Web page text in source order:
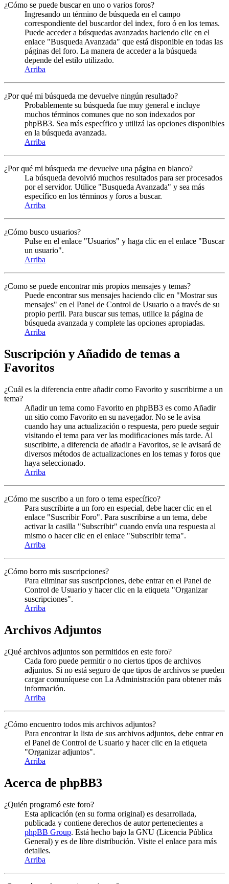
¿Cómo se puede buscar en uno o varios foros?
Ingresando un término de búsqueda en el campo
correspondiente del buscardor del index, foro ó en los temas.
Puede acceder a búsquedas avanzadas haciendo clic en el
enlace "Busqueda Avanzada" que está disponible en todas las
páginas del foro. La manera de acceder a la búsqueda
depende del estilo utilizado.
Arriba
¿Por qué mi búsqueda me devuelve ningún resultado?
Probablemente su búsqueda fue muy general e incluye
muchos términos comunes que no son indexados por
phpBB3. Sea más específico y utilizá las opciones disponibles
en la búsqueda avanzada.
Arriba
¿Por qué mi búsqueda me devuelve una página en blanco?
La búsqueda devolvió muchos resultados para ser procesados
por el servidor. Utilice "Busqueda Avanzada" y sea más
específico en los términos y foros a buscar.
Arriba
¿Cómo busco usuarios?
Pulse en el enlace "Usuarios" y haga clic en el enlace "Buscar
un usuario".
Arriba
¿Como se puede encontrar mis propios mensajes y temas?
Puede encontrar sus mensajes haciendo clic en "Mostrar sus
mensajes" en el Panel de Control de Usuario o a través de su
propio perfil. Para buscar sus temas, utilice la página de
búsqueda avanzada y complete las opciones apropiadas.
Arriba
Suscripción y Añadido de temas a
Favoritos
¿Cuál es la diferencia entre añadir como Favorito y suscribirme a un
tema?
Añadir un tema como Favorito en phpBB3 es como Añadir
un sitio como Favorito en su navegador. No se le avisa
cuando hay una actualización o respuesta, pero puede seguir
visitando el tema para ver las modificaciones más tarde. Al
suscribirte, a diferencia de añadir a Favoritos, se le avisará de
diversos métodos de actualizaciones en los temas y foros que
haya seleccionado.
Arriba
¿Cómo me suscribo a un foro o tema específico?
Para suscribirte a un foro en especial, debe hacer clic en el
enlace "Suscribir Foro". Para suscribirse a un tema, debe
activar la casilla "Subscribir" cuando envía una respuesta al
mismo o hacer clic en el enlace "Subscribir tema".
Arriba
¿Cómo borro mis suscripciones?
Para eliminar sus suscripciones, debe entrar en el Panel de
Control de Usuario y hacer clic en la etiqueta "Organizar
suscripciones".
Arriba
Archivos Adjuntos
¿Qué archivos adjuntos son permitidos en este foro?
Cada foro puede permitir o no ciertos tipos de archivos
adjuntos. Si no está seguro de que tipos de archivos se pueden
cargar comuníquese con La Administración para obtener más
información.
Arriba
¿Cómo encuentro todos mis archivos adjuntos?
Para encontrar la lista de sus archivos adjuntos, debe entrar en
el Panel de Control de Usuario y hacer clic en la etiqueta
"Organizar adjuntos".
Arriba
Acerca de phpBB3
¿Quién programó este foro?
Esta aplicación (en su forma original) es desarrollada,
publicada y contiene derechos de autor pertenecientes a
phpBB Group. Está hecho bajo la GNU (Licencia Pública
General) y es de libre distribución. Visite el enlace para más
detalles.
Arriba